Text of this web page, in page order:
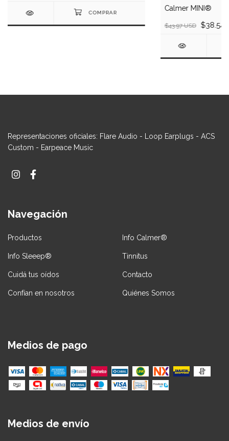
Calmer MINI®
$43.97 USD $38.54
Representaciones oficiales: Flare Audio - Loop Earplugs - ACS
Custom - Earpeace Music
Navegación
Productos Info Calmer®
Info Sleeep® Tinnitus
Cuidá tus oídos Contacto
Confían en nosotros Quiénes Somos
Medios de pago
Medios de envío